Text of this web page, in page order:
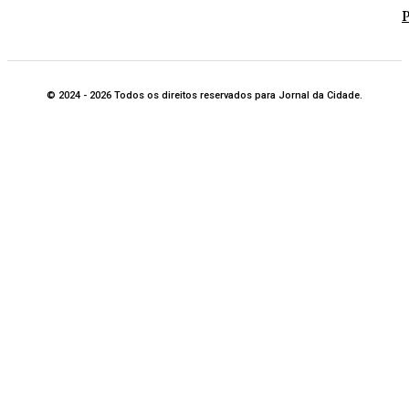
© 2024 - 2026 Todos os direitos reservados para Jornal da Cidade.